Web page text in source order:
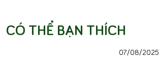
CÓ THỂ BẠN THÍCH
07/08/2025